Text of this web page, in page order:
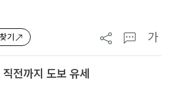
기 가
전까지 도보 유세